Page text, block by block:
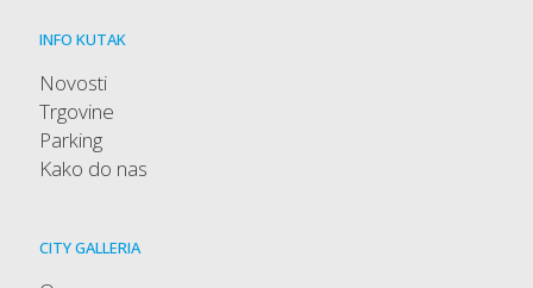
INFO KUTAK
Novosti
Trgovine
Parking
Kako do nas
CITY GALLERIA